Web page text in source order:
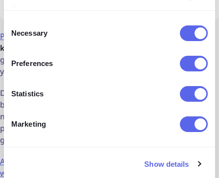
Selection
Necessary
Preferences
Statistics
Marketing
Show details
PimEyesadalah alternatif hebat lainnya
yang secara
khusus fokus pada pencarian wajah.
gambar yang besar dan mampu menemukan kecocokan
yang akurat untuk wajah tertentu.
Di dalamPimEyes
, kamu dapat menyortir hasil gambar
berdasarkan tanggal, membuat peringatan, dan
mengekspor hasilnya. Alat ini sangat berguna bagi
penyidik atau pengguna yang ingin memeriksa apakah
gambar mereka telah disalahgunakan.
Alternatif & Pesaing Terbaik PimEyes untuk pencarian
wajah balik di 2026